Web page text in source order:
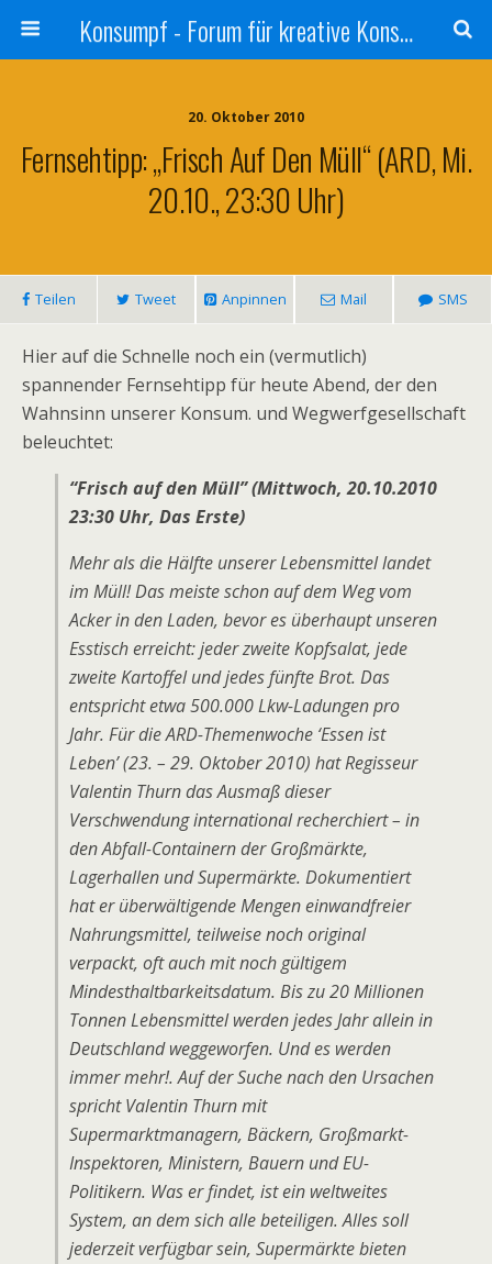
Konsumpf - Forum für kreative Konsumkritik - Culture Jamming, Nachhaltigkeit, Konzernkritik, Adbusting
20. Oktober 2010
Fernsehtipp: „Frisch Auf Den Müll“ (ARD, Mi.
20.10., 23:30 Uhr)
Teilen Tweet Anpinnen Mail SMS
Hier auf die Schnelle noch ein (vermutlich)
spannender Fernsehtipp für heute Abend, der den
Wahnsinn unserer Konsum. und Wegwerfgesellschaft
beleuchtet:
“Frisch auf den Müll” (Mittwoch, 20.10.2010
23:30 Uhr, Das Erste)
Mehr als die Hälfte unserer Lebensmittel landet
im Müll! Das meiste schon auf dem Weg vom
Acker in den Laden, bevor es überhaupt unseren
Esstisch erreicht: jeder zweite Kopfsalat, jede
zweite Kartoffel und jedes fünfte Brot. Das
entspricht etwa 500.000 Lkw-Ladungen pro
Jahr. Für die ARD-Themenwoche ‘Essen ist
Leben’ (23. – 29. Oktober 2010) hat Regisseur
Valentin Thurn das Ausmaß dieser
Verschwendung international recherchiert – in
den Abfall-Containern der Großmärkte,
Lagerhallen und Supermärkte. Dokumentiert
hat er überwältigende Mengen einwandfreier
Nahrungsmittel, teilweise noch original
verpackt, oft auch mit noch gültigem
Mindesthaltbarkeitsdatum. Bis zu 20 Millionen
Tonnen Lebensmittel werden jedes Jahr allein in
Deutschland weggeworfen. Und es werden
immer mehr!. Auf der Suche nach den Ursachen
spricht Valentin Thurn mit
Supermarktmanagern, Bäckern, Großmarkt-
Inspektoren, Ministern, Bauern und EU-
Politikern. Was er findet, ist ein weltweites
System, an dem sich alle beteiligen. Alles soll
jederzeit verfügbar sein, Supermärkte bieten